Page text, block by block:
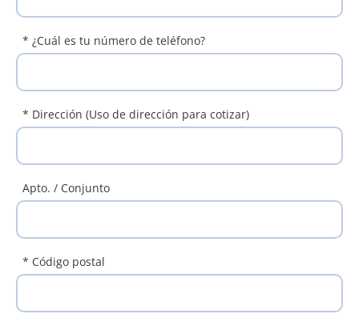
* ¿Cuál es tu número de teléfono?
* Dirección (Uso de dirección para cotizar)
Apto. / Conjunto
* Código postal